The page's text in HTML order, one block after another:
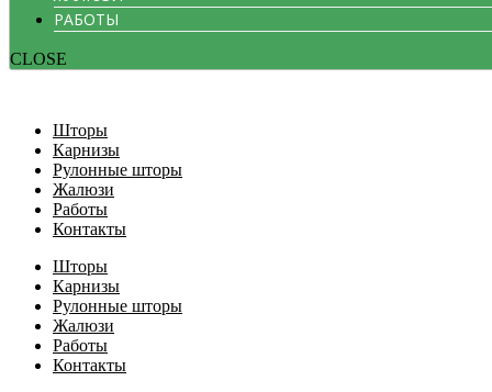
РАБОТЫ
CLOSE
Шторы
Карнизы
Рулонные шторы
Жалюзи
Работы
Контакты
Шторы
Карнизы
Рулонные шторы
Жалюзи
Работы
Контакты